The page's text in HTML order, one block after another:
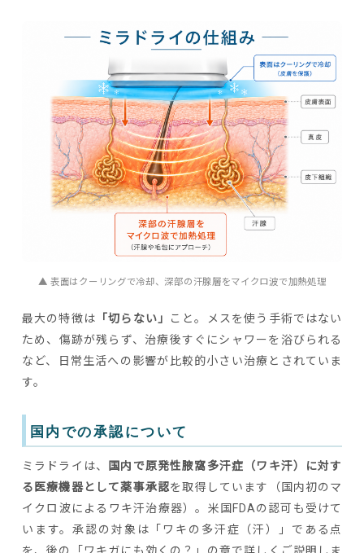
▲ 表面はクーリングで冷却、深部の汗腺層をマイクロ波で加熱処理
最大の特徴は 「切らない」
こと。メスを使う手術ではない
ため、傷跡が残らず、治療後すぐにシャワーを浴びられる
など、日常生活への影響が比較的小さい治療とされていま
す。
国内での承認について
ミラドライは、
国内で原発性腋窩多汗症（ワキ汗）に対す
る医療機器として薬事承認を取得しています（国内初のマ
イクロ波によるワキ汗治療器）。米国FDAの認可も受けて
います。承認の対象は「ワキの多汗症（汗）」である点
を、後の「ワキガにも効くの？」の章で詳しくご説明しま